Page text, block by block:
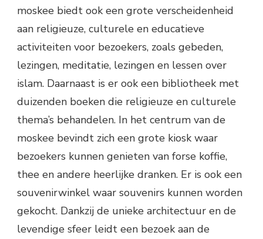
moskee biedt ook een grote verscheidenheid
aan religieuze, culturele en educatieve
activiteiten voor bezoekers, zoals gebeden,
lezingen, meditatie, lezingen en lessen over
islam. Daarnaast is er ook een bibliotheek met
duizenden boeken die religieuze en culturele
thema’s behandelen. In het centrum van de
moskee bevindt zich een grote kiosk waar
bezoekers kunnen genieten van forse koffie,
thee en andere heerlijke dranken. Er is ook een
souvenirwinkel waar souvenirs kunnen worden
gekocht. Dankzij de unieke architectuur en de
levendige sfeer leidt een bezoek aan de